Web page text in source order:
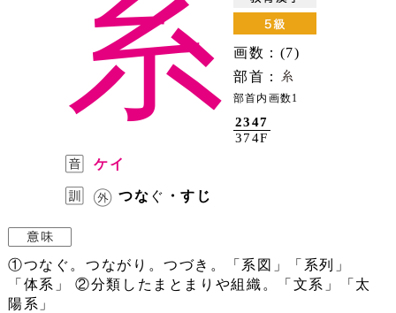
系
画数：(7)
部首：
部首内画数1
2347
374F
ケイ
つな ぐ ・すじ
①つなぐ。つながり。つづき。「系図」「系列」
「体系」 ②分類したまとまりや組織。「文系」「太
陽系」